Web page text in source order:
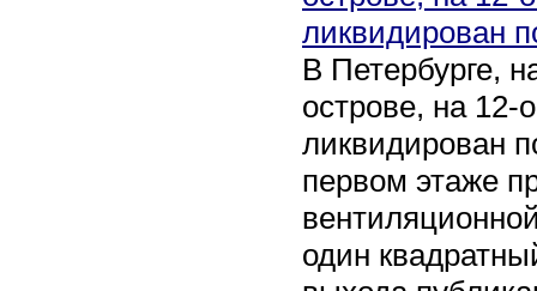
ликвидирован
В Петербурге,
острове, на 12-
ликвидирован
первом этаже
один